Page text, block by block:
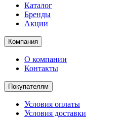
Каталог
Бренды
Акции
Компания
О компании
Контакты
Покупателям
Условия оплаты
Условия доставки